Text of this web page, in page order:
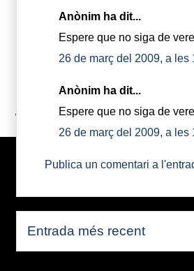
Anònim ha dit...
Espere que no siga de
26 de març del 2009, a les
Anònim ha dit...
Espere que no siga de
26 de març del 2009, a les
Publica un comentari a
Entrada més recent